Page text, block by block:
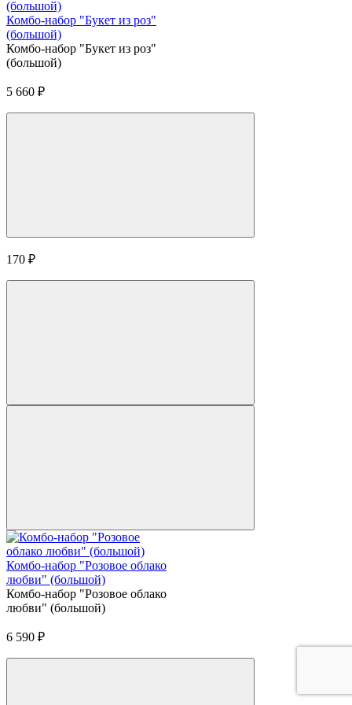
Комбо-набор "Букет из роз"
(большой)
Комбо-набор "Букет из роз"
(большой)
5 660 ₽
170 ₽
Комбо-набор "Розовое облако
любви" (большой)
Комбо-набор "Розовое облако
любви" (большой)
6 590 ₽